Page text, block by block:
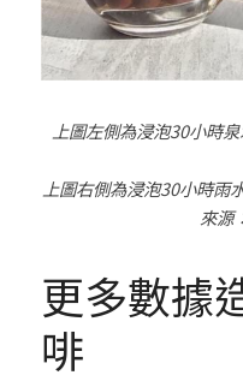
上圖左側為浸泡30小時泉
上圖右側為浸泡30小時雨
來源
更多數據
啡